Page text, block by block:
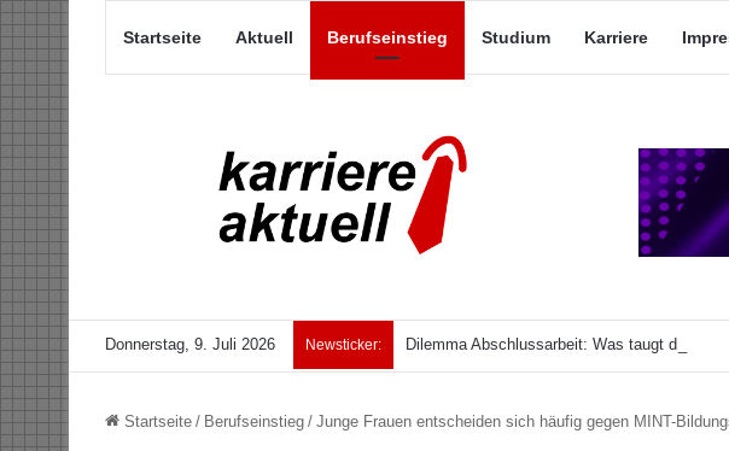
Startseite Aktuell Berufseinstieg Studium Karriere
Donnerstag, 9. Juli 2026 Newsticker: Dilemma Abschlussarbeit: Was taugt die
Startseite / Berufseinstieg / Junge Frauen entscheiden sich häufig gegen MINT-